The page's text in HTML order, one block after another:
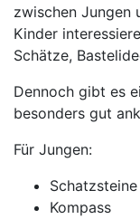
zwischen Jungen
Kinder
Schätze,
Dennoch gibt es
besonders gut
Für Jungen:
Schatzsteine
Kompass